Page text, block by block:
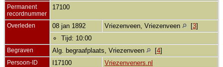
Permanent
recordnummer
17100
Overleden 08 jan 1892 Vriezenveen, Vriezenveen [3]
Tijd: 10:00
Begraven Alg. begraafplaats, Vriezenveen [4]
Persoon-ID I17100 Vriezenveners.nl